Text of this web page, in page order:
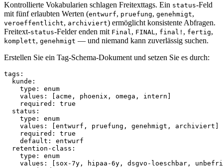
Kontrollierte Vokabularien schlagen Freitexttags. Ein status-Feld
mit fünf erlaubten Werten (entwurf, pruefung, genehmigt,
veroeffentlicht, archiviert) ermöglicht konsistente Abfragen.
Freitext-status-Felder enden mit Final, FINAL, final! , fertig,
komplett, genehmigt — und niemand kann zuverlässig suchen.
Erstellen Sie ein Tag-Schema-Dokument und setzen Sie es durch:
tags:
  kunde:
    type: enum
    values: [acme, phoenix, omega, intern]
    required: true
  status:
    type: enum
    values: [entwurf, pruefung, genehmigt, archiviert]
    required: true
    default: entwurf
  retention-class:
    type: enum
values: [sox-7y, hipaa-6y, dsgvo-loeschbar,